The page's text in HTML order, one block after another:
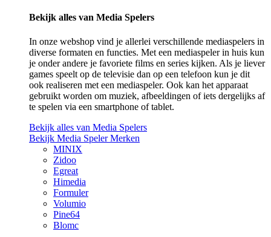
Bekijk alles van Media Spelers
In onze webshop vind je allerlei verschillende mediaspelers in
diverse formaten en functies. Met een mediaspeler in huis kun
je onder andere je favoriete films en series kijken. Als je liever
games speelt op de televisie dan op een telefoon kun je dit
ook realiseren met een mediaspeler. Ook kan het apparaat
gebruikt worden om muziek, afbeeldingen of iets dergelijks af
te spelen via een smartphone of tablet.
Bekijk alles van Media Spelers
Bekijk Media Speler Merken
MINIX
Zidoo
Egreat
Himedia
Formuler
Volumio
Pine64
Blomc